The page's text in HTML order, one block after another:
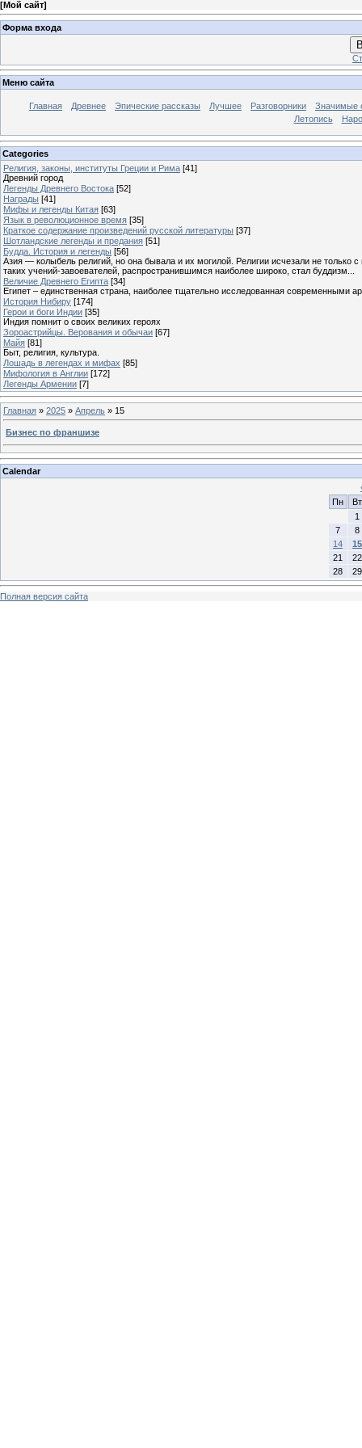
[Мой сайт]
Форма входа
Меню сайта
Главная Древнее Эпические рассказы Лучшее Разговорники
Значимые
Летопись
Categories
Религия, законы, институты Греции и Рима [41]
Древний город
Легенды Древнего Востока [52]
Награды [41]
Мифы и легенды Китая [63]
Язык в революционное время [35]
Краткое содержание произведений русской литературы [37]
Шотландские легенды и предания [51]
Будда. История и легенды [56]
Азия — колыбель религий, но она бывала и их могилой. Религии исчезали не
таких учений-завоевателей, распространившимся наиболее широко, стал буддизм...
Величие Древнего Египта [34]
Египет – единственная страна, наиболее тщательно исследованная современными
История Нибиру [174]
Герои и боги Индии [35]
Индия помнит о своих великих героях
Зороастрийцы. Верования и обычаи [67]
Майя [81]
Быт, религия, культура.
Лошадь в легендах и мифах [85]
Мифология в Англии [172]
Легенды Армении [7]
Главная » 2025 » Апрель » 15
Бизнес по франшизе
Calendar
Пн
Вт
1
7
8
14
15
21
22
28
29
Полная версия сайта